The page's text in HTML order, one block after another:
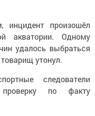
инцидент произошёл
акватории. Одному
удалось выбраться
утонул.
следователи
проверку по факту